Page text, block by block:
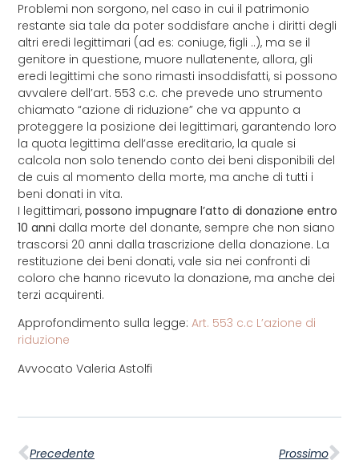
Problemi non sorgono, nel caso in cui il patrimonio
restante sia tale da poter soddisfare anche i diritti degli
altri eredi legittimari (ad es: coniuge, figli ..), ma se il
genitore in questione, muore nullatenente, allora, gli
eredi legittimi che sono rimasti insoddisfatti, si possono
avvalere dell’art. 553 c.c. che prevede uno strumento
chiamato “azione di riduzione” che va appunto a
proteggere la posizione dei legittimari, garantendo loro
la quota legittima dell’asse ereditario, la quale si
calcola non solo tenendo conto dei beni disponibili del
de cuis al momento della morte, ma anche di tutti i
beni donati in vita.
I legittimari,possono impugnare l’atto di donazione entro
10 anni dalla morte del donante, sempre che non siano
trascorsi 20 anni dalla trascrizione della donazione. La
restituzione dei beni donati, vale sia nei confronti di
coloro che hanno ricevuto la donazione, ma anche dei
terzi acquirenti.
Approfondimento sulla legge: Art. 553 c.c L’azione di
riduzione
Avvocato Valeria Astolfi
Precedente Prossimo